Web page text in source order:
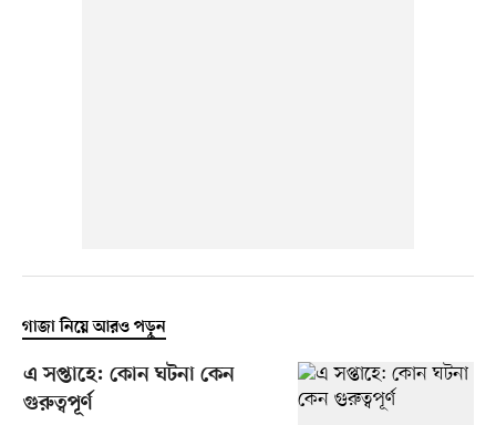
গাজা নিয়ে আরও পড়ুন
এ সপ্তাহে: কোন ঘটনা কেন
গুরুত্বপূর্ণ